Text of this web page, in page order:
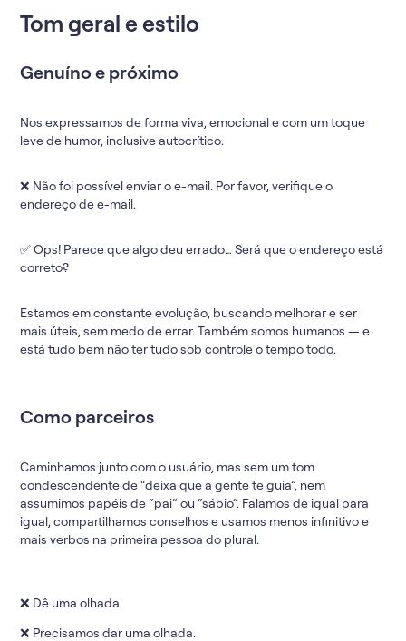
Tom geral e estilo
Genuíno e próximo
Nos expressamos de forma viva, emocional e com um toque
leve de humor, inclusive autocrítico.
❌ Não foi possível enviar o e-mail. Por favor, verifique o
endereço de e-mail.
✅ Ops! Parece que algo deu errado… Será que o endereço está
correto?
Estamos em constante evolução, buscando melhorar e ser
mais úteis, sem medo de errar. Também somos humanos — e
está tudo bem não ter tudo sob controle o tempo todo.
Como parceiros
Caminhamos junto com o usuário, mas sem um tom
condescendente de “deixa que a gente te guia”, nem
assumimos papéis de “pai” ou “sábio”. Falamos de igual para
igual, compartilhamos conselhos e usamos menos infinitivo e
mais verbos na primeira pessoa do plural.
❌ Dê uma olhada.
❌ Precisamos dar uma olhada.